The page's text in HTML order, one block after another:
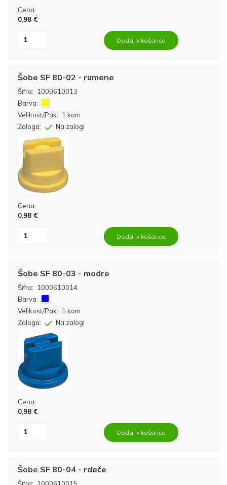
Cena:
0,98 €
Dodaj v košarico
Šifra: 1000610013
Šobe SF 80-02 - rumene
Barva:
Velikost/Pak:
1 kom
Zaloga:
Na zalogi
Cena:
0,98 €
Dodaj v košarico
Šifra: 1000610014
Šobe SF 80-03 - modre
Barva:
Velikost/Pak:
1 kom
Zaloga:
Na zalogi
Cena:
0,98 €
Dodaj v košarico
Šobe SF 80-04 - rdeče